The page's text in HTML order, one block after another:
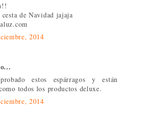
de Navidad jajaja
2014
estos espárragos y están
todos los productos deluxe.
2014